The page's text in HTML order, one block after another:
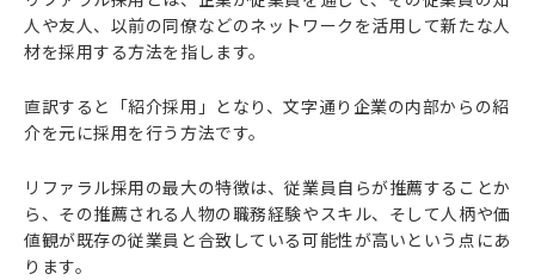
人や友人、以前の同僚などのネットワークを活用して新たな人
材を採用する方法を指します。
直訳すると「紹介採用」となり、文字通り企業の内部からの紹
介を元に採用を行う方法です。
リファラル採用の最大の特徴は、従業員自らが推薦することか
ら、その推薦される人物の職務経験やスキル、そして人柄や価
値観が既存の従業員と合致している可能性が高いという点にあ
ります。